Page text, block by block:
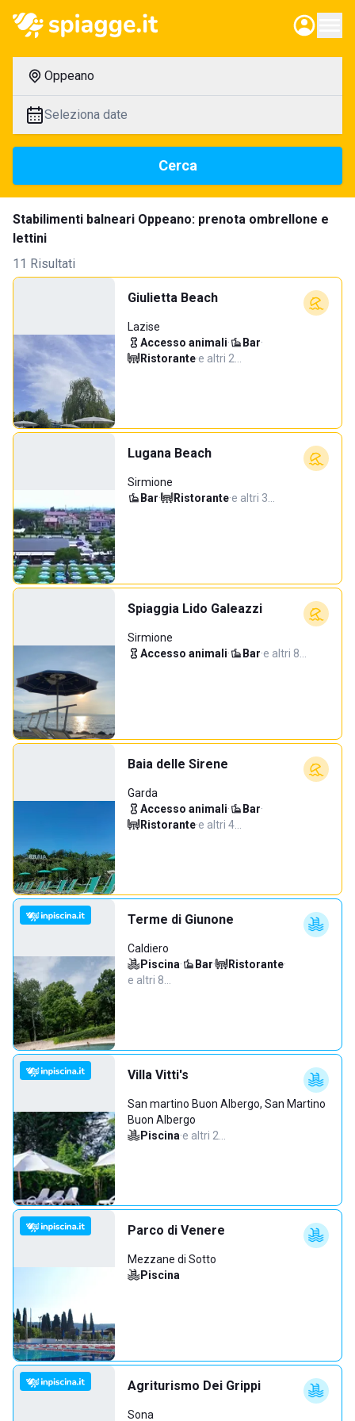
Oppeano
Seleziona date
Cerca
Stabilimenti balneari Oppeano: prenota ombrellone e
lettini
11 Risultati
Giulietta Beach
Lazise
Accesso animali· Bar·
Ristorante·e altri 2…
Lugana Beach
Sirmione
Bar· Ristorante·e altri 3…
Spiaggia Lido Galeazzi
Sirmione
Accesso animali· Bar·e altri 8…
Baia delle Sirene
Garda
Accesso animali· Bar·
Ristorante·e altri 4…
Terme di Giunone
Caldiero
Piscina· Bar· Ristorante·
e altri 8…
Villa Vitti's
San martino Buon Albergo, San Martino
Buon Albergo
Piscina·e altri 2…
Parco di Venere
Mezzane di Sotto
Piscina
Agriturismo Dei Grippi
Sona